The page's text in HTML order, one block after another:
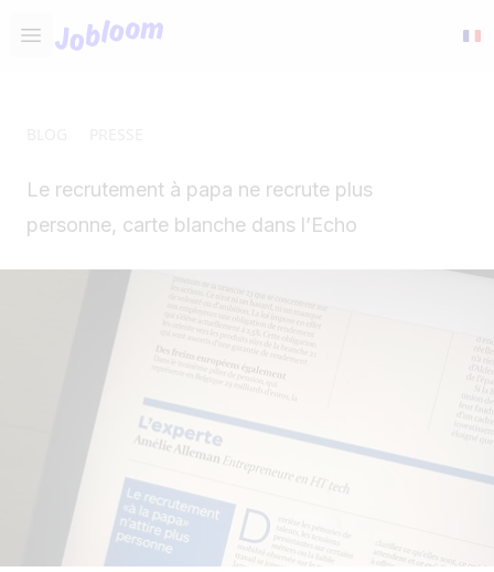
Open main menu
Jobloom
Le recrutement à papa ne recrute plus
personne, carte blanche dans l’Echo